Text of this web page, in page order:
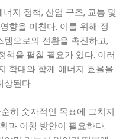
지 정책, 산업 구조, 교통 및
향을 미친다. 이를 위해 정
으로의 전환을 촉진하고,
책을 펼칠 필요가 있다. 이러
확대와 함께 에너지 효율을
상된다.
히 숫자적인 목표에 그치지
과 이행 방안이 필요하다.